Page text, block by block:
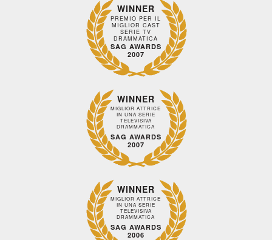
WINNER
PREMIO PER IL
MIGLIOR CAST
SERIE TV
DRAMMATICA
SAG AWARDS
2007
WINNER
MIGLIOR ATTRICE
IN UNA SERIE
TELEVISIVA
DRAMMATICA
SAG AWARDS
2007
WINNER
MIGLIOR ATTRICE
IN UNA SERIE
TELEVISIVA
DRAMMATICA
SAG AWARDS
2006